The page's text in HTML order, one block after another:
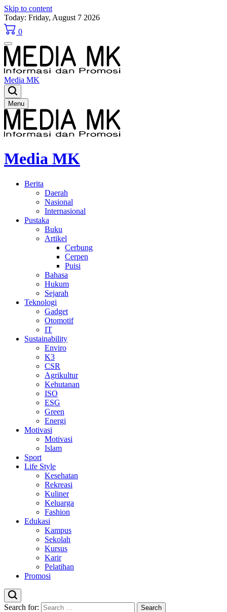
Skip to content
Today: Friday, August 7 2026
0
Media MK
Menu
Media MK
Berita
Daerah
Nasional
Internasional
Pustaka
Buku
Artikel
Cerbung
Cerpen
Puisi
Bahasa
Hukum
Sejarah
Teknologi
Gadget
Otomotif
IT
Sustainability
Enviro
K3
CSR
Agrikultur
Kehutanan
ISO
ESG
Green
Energi
Motivasi
Motivasi
Islam
Sport
Life Style
Kesehatan
Rekreasi
Kuliner
Keluarga
Fashion
Edukasi
Kampus
Sekolah
Kursus
Karir
Pelatihan
Promosi
Search for: